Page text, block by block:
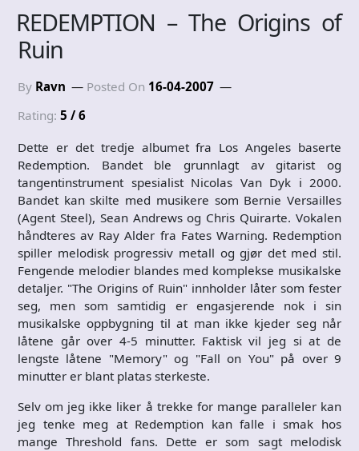
REDEMPTION – The Origins of
Ruin
By Ravn Posted On 16-04-2007
Rating: 5 / 6
Dette er det tredje albumet fra Los Angeles baserte
Redemption. Bandet ble grunnlagt av gitarist og
tangentinstrument spesialist Nicolas Van Dyk i 2000.
Bandet kan skilte med musikere som Bernie Versailles
(Agent Steel), Sean Andrews og Chris Quirarte. Vokalen
håndteres av Ray Alder fra Fates Warning. Redemption
spiller melodisk progressiv metall og gjør det med stil.
Fengende melodier blandes med komplekse musikalske
detaljer. "The Origins of Ruin" innholder låter som fester
seg, men som samtidig er engasjerende nok i sin
musikalske oppbygning til at man ikke kjeder seg når
låtene går over 4-5 minutter. Faktisk vil jeg si at de
lengste låtene "Memory" og "Fall on You" på over 9
minutter er blant platas sterkeste.
Selv om jeg ikke liker å trekke for mange paralleler kan
jeg tenke meg at Redemption kan falle i smak hos
mange Threshold fans. Dette er som sagt melodisk